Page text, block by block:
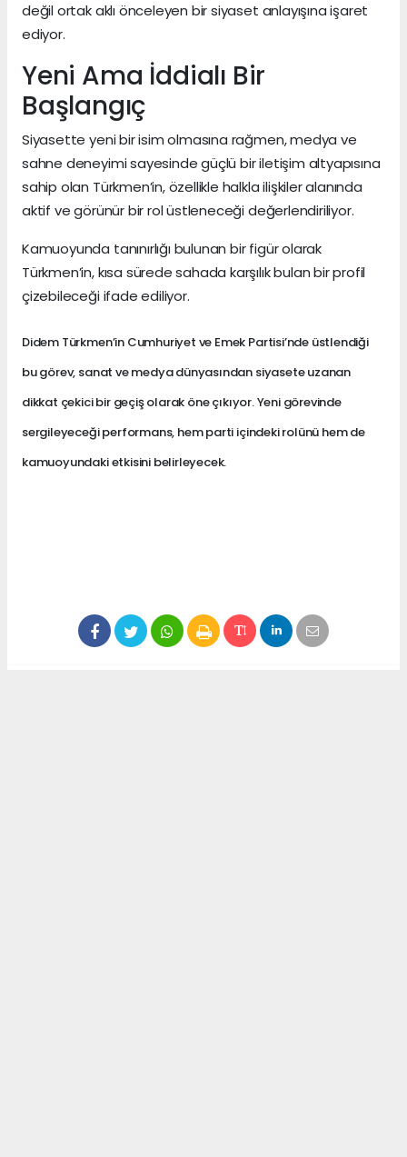
değil ortak aklı önceleyen bir siyaset anlayışına işaret
ediyor.
Yeni Ama İddialı Bir
Başlangıç
Siyasette yeni bir isim olmasına rağmen, medya ve
sahne deneyimi sayesinde güçlü bir iletişim altyapısına
sahip olan Türkmen’in, özellikle halkla ilişkiler alanında
aktif ve görünür bir rol üstleneceği değerlendiriliyor.
Kamuoyunda tanınırlığı bulunan bir figür olarak
Türkmen’in, kısa sürede sahada karşılık bulan bir profil
çizebileceği ifade ediliyor.
Didem Türkmen’in Cumhuriyet ve Emek Partisi’nde üstlendiği
bu görev, sanat ve medya dünyasından siyasete uzanan
dikkat çekici bir geçiş olarak öne çıkıyor. Yeni görevinde
sergileyeceği performans, hem parti içindeki rolünü hem de
kamuoyundaki etkisini belirleyecek.